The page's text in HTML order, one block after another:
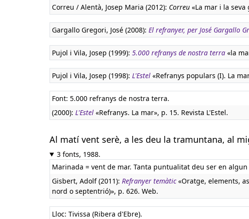
Correu / Alentà, Josep Maria (2012): Correu «La mar i la
Gargallo Gregori, José (2008): El refranyer, per José Gargallo
Pujol i Vila, Josep (1999): 5.000 refranys de nostra terra «la
Pujol i Vila, Josep (1998): L'Estel «Refranys populars (I). La
Font: 5.000 refranys de nostra terra.
(2000): L'Estel «Refranys. La mar», p. 15. Revista L'Estel.
Al matí vent serè, a les deu la tramuntana, al
3 fonts, 1988.
Marinada = vent de mar. Tanta puntualitat deu ser en
Gisbert, Adolf (2011): Refranyer temàtic«Oratge, elements,
nord o septentrió)», p. 626. Web.
Lloc: Tivissa (Ribera d'Ebre).